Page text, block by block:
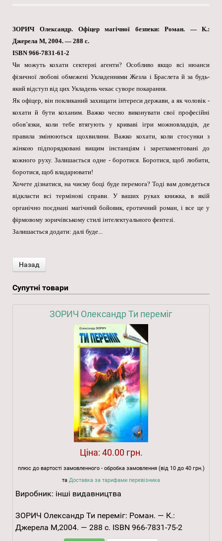
ЗОРИЧ Олександр. Офіцер магічної безпеки: Роман. — К.:
Джерела М, 2004. — 288 с.
ISBN 966-7831-61-2
Чи можуть кохати сектерні агенти? Особливо якщо всі нюанси
фізичної любові обмежені Укладеннями Жезла і Браслета й за будь-
який відступ від цих Укладень чекає суворе покарання.
Як офіцер, він покликаний захищати інтереси держави, а як чоловік -
кохати й бути коханим. Важко чесно виконувати свої професійні
обов’язки, коли тебе втягують у криваві ігри можновладців, де
правила змінюються щохвилини. Важко кохати, коли стосунки з
жінкою підпорядковані вищим інстанціям і зарегламентовані до
кожного руху. Залишається одне - боротися. Боротися, щоб любити,
боротися, щоб владарювати!
Хочете дізнатися, на чиєму боці буде перемога? Тоді вам доведеться
відкласти всі термінові справи. У ваших руках книжка, в якій
органічно поєднані магічний бойовик, еротичний роман, і все це у
фірмовому зоричівському стилі інтелектуального фентезі.
Залишається додати: далі буде...
Супутні товари
ЗОРИЧ Олександр Ти переміг
Ціна: 40.00 грн.
плюс до вартості замовленного - обробка замовлення (від 10 до 40 грн.)
та Доставка за тарифами перевізника
Виробник: інші видавництва
ЗОРИЧ Олександр Ти переміг: Роман. — К.:
Джерела М,2004. — 288 с. ISBN 966-7831-75-2